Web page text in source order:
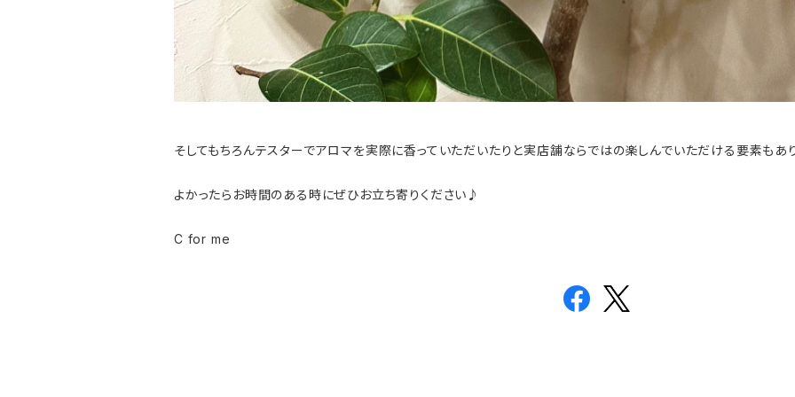
そしてもちろんテスターでアロマを実際に香っていただいたりと実店舗ならではの楽しんでいただける要素もあ
よかったらお時間のある時にぜひお立ち寄りください♪
C for me